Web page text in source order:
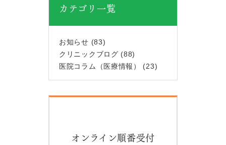
カテゴリ一覧
お知らせ (83)
クリニックブログ (88)
医院コラム（医療情報）
(23)
オンライン順番受付